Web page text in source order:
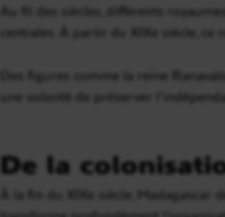
Au fil des siècles, différents
centrales. À partir du XIXe siècle,
Des figures comme la reine
une volonté de préserver
De la
À la fin du XIXe siècle,